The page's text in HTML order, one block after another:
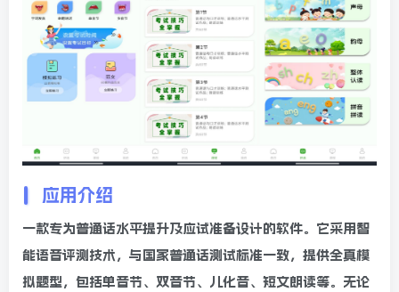
应用介绍
一款专为普通话水平提升及应试准备设计的软件。它采用智
能语音评测技术，与国家普通话测试标准一致，提供全真模
拟题型，包括单音节、双音节、儿化音、短文朗读等。无论